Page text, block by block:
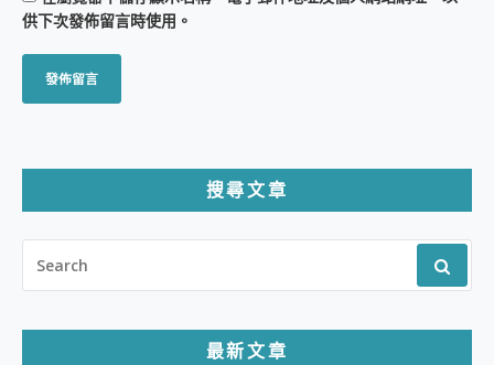
供下次發佈留言時使用。
搜尋文章
FOR:
最新文章